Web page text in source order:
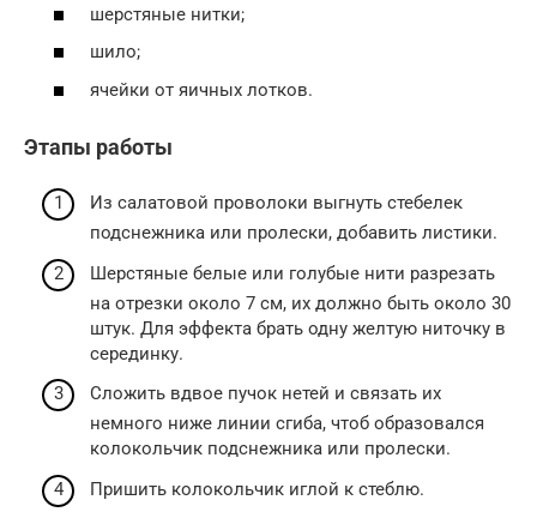
шерстяные нитки;
шило;
ячейки от яичных лотков.
Этапы работы
Из салатовой проволоки выгнуть стебелек
подснежника или пролески, добавить листики.
Шерстяные белые или голубые нити разрезать
на отрезки около 7 см, их должно быть около 30
штук. Для эффекта брать одну желтую ниточку в
серединку.
Сложить вдвое пучок нетей и связать их
немного ниже линии сгиба, чтоб образовался
колокольчик подснежника или пролески.
Пришить колокольчик иглой к стеблю.